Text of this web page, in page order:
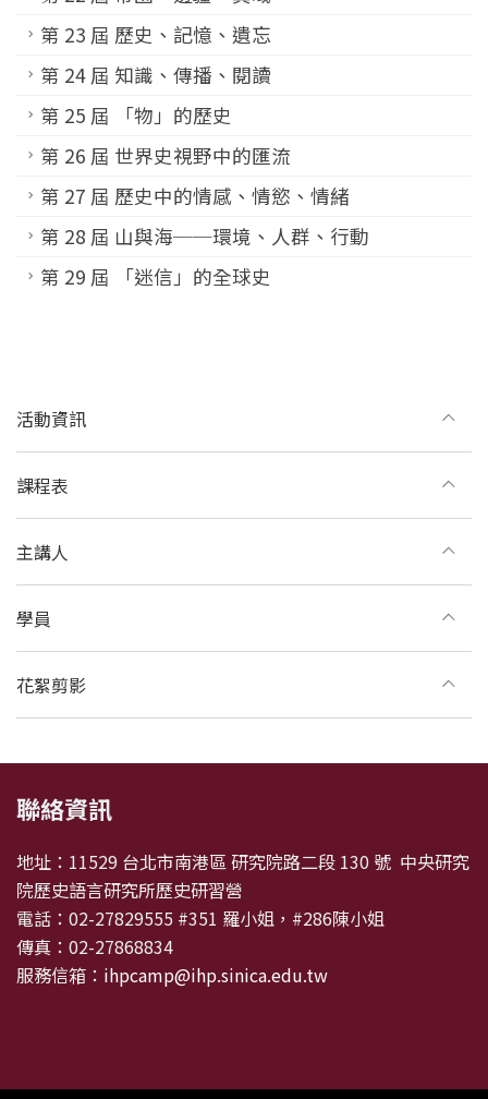
第 23 屆 歷史、記憶、遺忘
第 24 屆 知識、傳播、閱讀
第 25 屆 「物」的歷史
第 26 屆 世界史視野中的匯流
第 27 屆 歷史中的情感、情慾、情緒
第 28 屆 山與海──環境、人群、行動
第 29 屆 「迷信」的全球史
活動資訊
課程表
主講人
學員
花絮剪影
聯絡資訊
地址：11529 台北市南港區 研究院路二段 130 號 中央研究
院歷史語言研究所歷史研習營
電話：02-27829555 #351 羅小姐，#286陳小姐
傳真：02-27868834
服務信箱： ihpcamp@ihp.sinica.edu.tw